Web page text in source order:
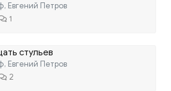
Евгений Петров
1
стульев
Евгений Петров
2